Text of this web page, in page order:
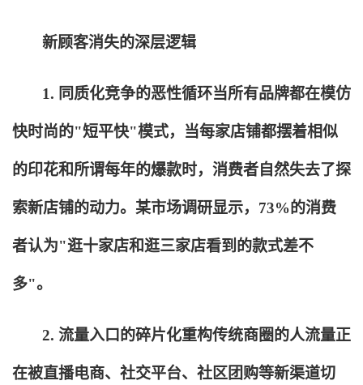
新顾客消失的深层逻辑
1. 同质化竞争的恶性循环当所有品牌都在模仿
快时尚的"短平快"模式，当每家店铺都摆着相似
的印花和所谓每年的爆款时，消费者自然失去了探
索新店铺的动力。某市场调研显示，73%的消费
者认为"逛十家店和逛三家店看到的款式差不
多"。
2. 流量入口的碎片化重构传统商圈的人流量正
在被直播电商、社交平台、社区团购等新渠道切